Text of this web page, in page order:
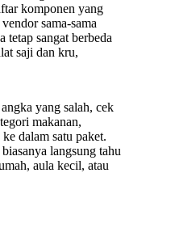
komponen yang
sama-sama
tetap sangat berbeda
saji dan kru,
yang salah, cek
makanan,
dalam satu paket.
langsung tahu
aula kecil, atau